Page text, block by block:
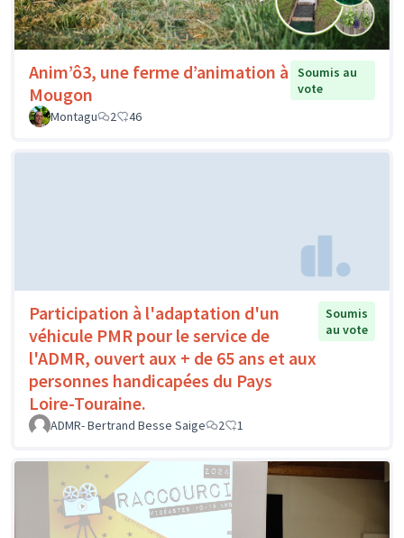
Anim’ô3, une ferme d’animation à
Mougon
Soumis au
vote
Montagu
2 46
Participation à l'adaptation d'un
véhicule PMR pour le service de
l'ADMR, ouvert aux + de 65 ans et aux
personnes handicapées du Pays
Loire-Touraine.
Soumis
au vote
ADMR- Bertrand Besse Saige 2 1